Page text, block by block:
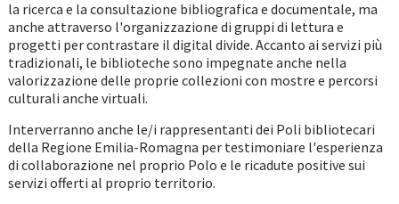
la ricerca e la consultazione bibliografica e documentale, ma
anche attraverso l'organizzazione di gruppi di lettura e
progetti per contrastare il digital divide. Accanto ai servizi più
tradizionali, le biblioteche sono impegnate anche nella
valorizzazione delle proprie collezioni con mostre e percorsi
culturali anche virtuali.
Interverranno anche le/i rappresentanti dei Poli bibliotecari
della Regione Emilia-Romagna per testimoniare l'esperienza
di collaborazione nel proprio Polo e le ricadute positive sui
servizi offerti al proprio territorio.